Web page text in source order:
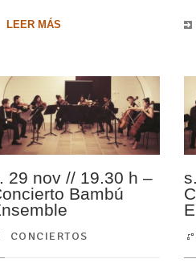
LEER MÁS
29 nov // 19.30 h –
Bambú
CONCIERTOS